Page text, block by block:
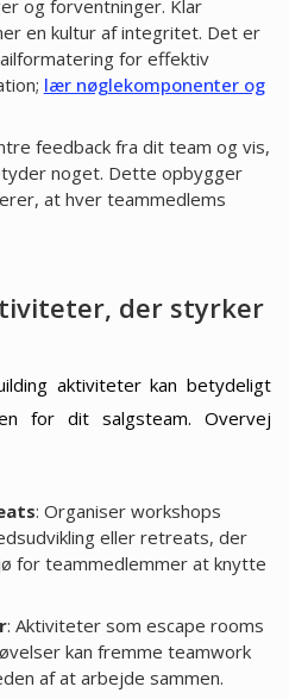
og forventninger. Klar
en kultur af integritet. Det er
for effektiv
lær nøglekomponenter og
feedback fra dit team og vis,
noget. Dette opbygger
at hver teammedlems
der styrker
aktiviteter kan betydeligt
for dit salgsteam. Overvej
: Organiser workshops
eller retreats, der
for teammedlemmer at knytte
: Aktiviteter som escape rooms
kan fremme teamwork
af at arbejde sammen.